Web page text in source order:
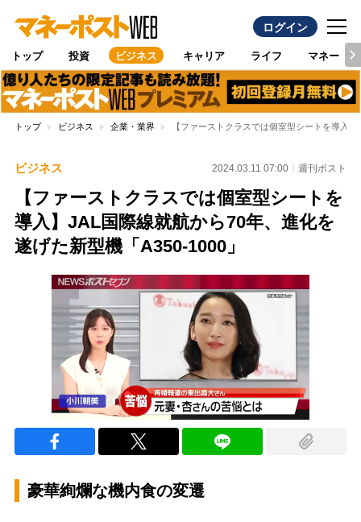
ログイン
トップ 投資 ビジネス キャリア ライフ マネー
トップ ビジネス 企業・業界 【ファーストクラスでは個室型シートを導入
ビジネス 2024.03.11 07:00 週刊ポスト
【ファーストクラスでは個室型シートを
導入】JAL国際線就航から70年、進化を
遂げた新型機「A350-1000」
豪華絢爛な機内食の変遷